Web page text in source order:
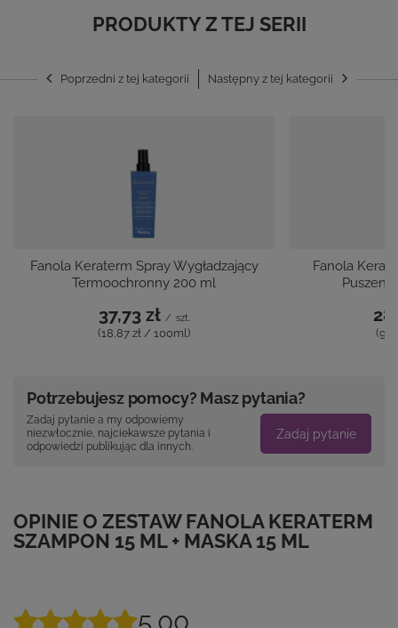
PRODUKTY Z TEJ SERII
Poprzedni z tej kategorii Następny z tej kategorii
Fanola Keraterm Spray Wygładzający
Termoochronny 200 ml
37,73 zł / szt.
(18,87 zł / 100ml)
Fanola
Potrzebujesz pomocy? Masz pytania?
Zadaj pytanie a my odpowiemy
niezwłocznie, najciekawsze pytania i
odpowiedzi publikując dla innych.
Zadaj pytanie
OPINIE O ZESTAW FANOLA KERATERM
SZAMPON 15 ML + MASKA 15 ML
5.00